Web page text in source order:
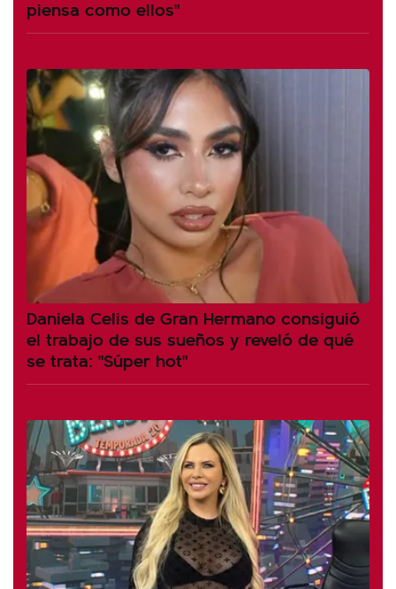
piensa como ellos"
Daniela Celis de Gran Hermano consiguió
el trabajo de sus sueños y reveló de qué
se trata: "Súper hot"